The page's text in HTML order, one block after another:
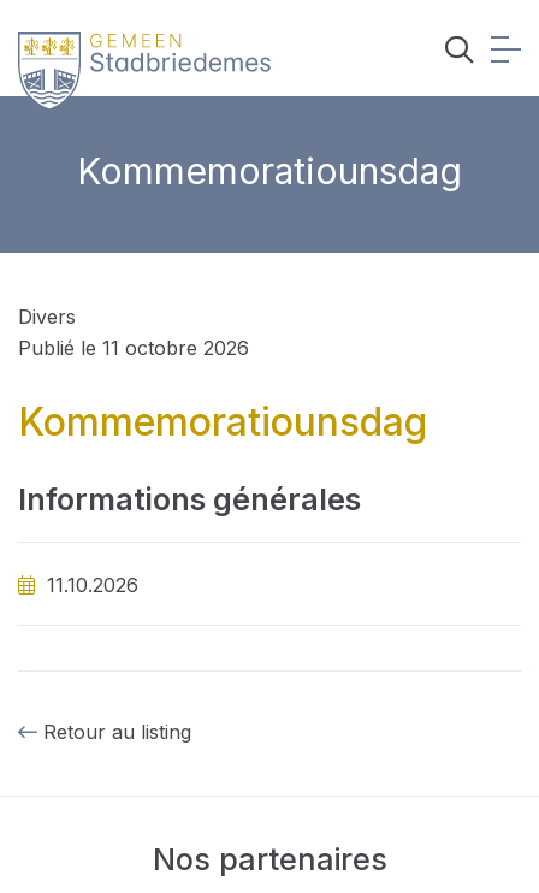
Kommemoratiounsdag
Divers
Publié le 11 octobre 2026
Kommemoratiounsdag
Informations générales
11.10.2026
Retour au listing
Nos partenaires